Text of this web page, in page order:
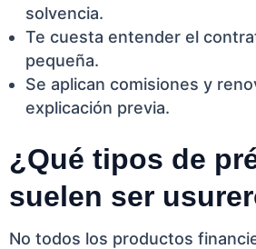
solvencia.
Te cuesta entender el
pequeña.
Se aplican comisiones y
explicación previa.
¿Qué tipos de
suelen ser
No todos los productos